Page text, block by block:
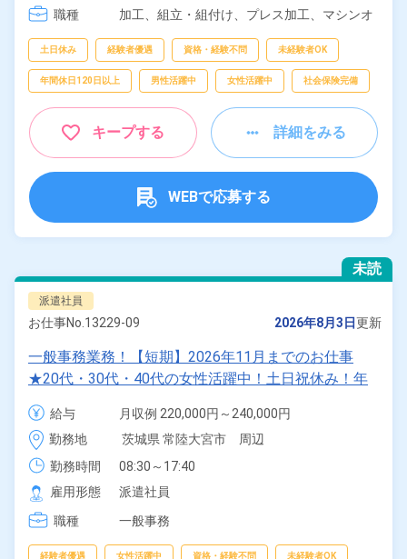
職種
加工、 組立・組付け、 プレス加工、 マシンオ
土日休み 経験者優遇 資格・経験不問 未経験者OK
年間休日120日以上 男性活躍中 女性活躍中 社会保険完備
キープする 詳細をみる
WEBで応募する
未読
派遣社員
お仕事No.13229-09 2026年8月3日更新
一般事務業務！【短期】2026年11月までのお仕事
★20代・30代・40代の女性活躍中！土日祝休み！年
間休日129日！食堂利用可！マイカー通勤OK◎無料駐
車場完備！《茨城県常陸大宮市》
給与
月収例 220,000円～240,000円
時給 1,330円～1,330円
勤務地
茨城県 常陸大宮市　周辺
勤務時間
08:30～17:40
雇用形態
派遣社員
職種
一般事務
経験者優遇 女性活躍中 資格・経験不問 未経験者OK